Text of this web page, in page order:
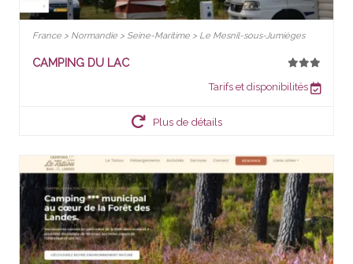
France > Normandie > Seine-Maritime > Le Mesnil-sous-Jumièges
CAMPING DU LAC
Tarifs et disponibilités
Plus de détails